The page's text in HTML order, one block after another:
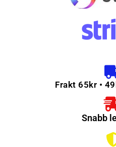
Frakt 65kr •
Snabb